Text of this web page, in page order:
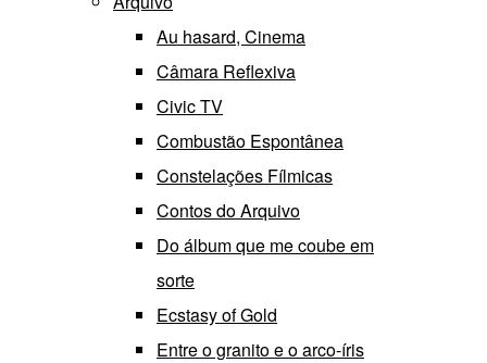
Au hasard, Cinema
Câmara Reflexiva
Civic TV
Combustão Espontânea
Constelações Fílmicas
Contos do Arquivo
Do álbum que me coube em
sorte
Ecstasy of Gold
Entre o granito e o arco-íris